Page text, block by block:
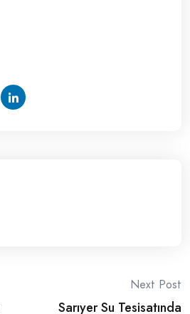
Next Post
Sarıyer Su Tesisatında